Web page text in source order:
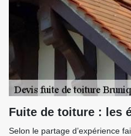
Fuite de toiture : les
Selon le partage d’expérience